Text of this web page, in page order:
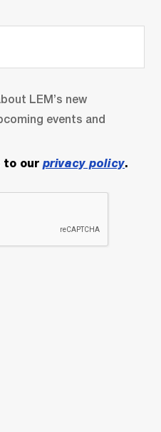
LEM’s new
events and
to our privacy policy.